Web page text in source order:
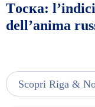
Tоска:
dell’anima
Scopri Riga &